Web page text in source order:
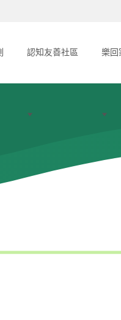
認知友善社區 樂回